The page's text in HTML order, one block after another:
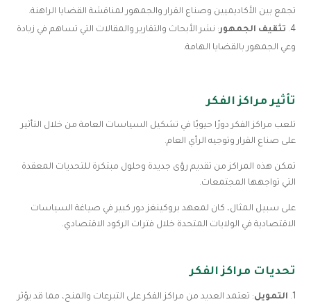
تجمع بين الأكاديميين وصناع القرار والجمهور لمناقشة القضايا الراهنة.
تثقيف الجمهور: نشر الأبحاث والتقارير والمقالات التي تساهم في زيادة
وعي الجمهور بالقضايا الهامة.
تأثير مراكز الفكر
تلعب مراكز الفكر دورًا حيويًا في تشكيل السياسات العامة من خلال التأثير
على صناع القرار وتوجيه الرأي العام.
تمكن هذه المراكز من تقديم رؤى جديدة وحلول مبتكرة للتحديات المعقدة
التي تواجهها المجتمعات.
على سبيل المثال، كان لمعهد بروكينغز دور كبير في صياغة السياسات
الاقتصادية في الولايات المتحدة خلال فترات الركود الاقتصادي.
تحديات مراكز الفكر
التمويل: تعتمد العديد من مراكز الفكر على التبرعات والمنح، مما قد يؤثر